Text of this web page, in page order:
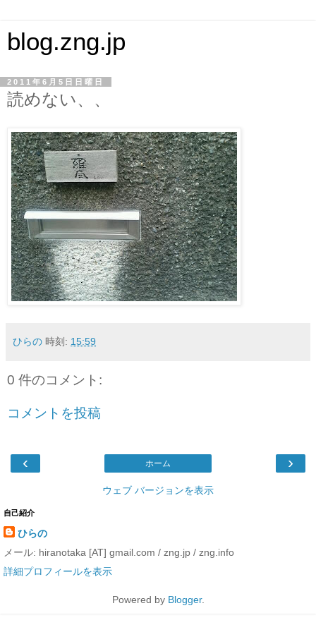
blog.zng.jp
2011年6月5日日曜日
読めない、、
ひらの 時刻: 15:59
0 件のコメント:
コメントを投稿
‹ ›
ホーム
ウェブ バージョンを表示
自己紹介
ひらの
メール: hiranotaka [AT] gmail.com / zng.jp / zng.info
詳細プロフィールを表示
Powered by Blogger.